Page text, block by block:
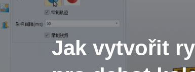
Jak vytvořit